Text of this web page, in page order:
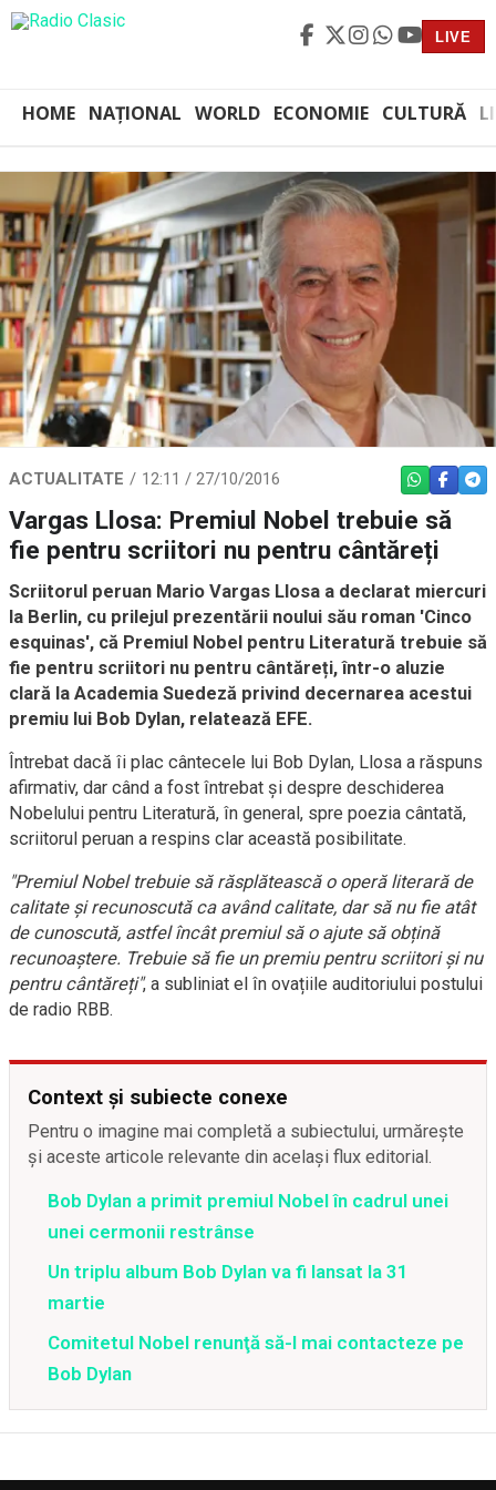
LIVE
HOME NAȚIONAL WORLD ECONOMIE CULTURĂ
ACTUALITATE 12:11 / 27/10/2016 WHATSAPP
Vargas Llosa: Premiul Nobel trebuie să
fie pentru scriitori nu pentru cântăreți
Scriitorul peruan Mario Vargas Llosa a declarat miercuri
la Berlin, cu prilejul prezentării noului său roman 'Cinco
esquinas', că Premiul Nobel pentru Literatură trebuie să
fie pentru scriitori nu pentru cântăreți, într-o aluzie
clară la Academia Suedeză privind decernarea acestui
premiu lui Bob Dylan, relatează EFE.
Întrebat dacă îi plac cântecele lui Bob Dylan, Llosa a răspuns
afirmativ, dar când a fost întrebat și despre deschiderea
Nobelului pentru Literatură, în general, spre poezia cântată,
scriitorul peruan a respins clar această posibilitate.
"Premiul Nobel trebuie să răsplătească o operă literară de
calitate și recunoscută ca având calitate, dar să nu fie atât
de cunoscută, astfel încât premiul să o ajute să obțină
recunoaștere. Trebuie să fie un premiu pentru scriitori și nu
pentru cântăreți", a subliniat el în ovațiile auditoriului postului
de radio RBB.
Context și subiecte conexe
Pentru o imagine mai completă a subiectului, urmărește
și aceste articole relevante din același flux editorial.
Bob Dylan a primit premiul Nobel în cadrul unei
unei cermonii restrânse
Un triplu album Bob Dylan va fi lansat la 31
martie
Comitetul Nobel renunţă să-l mai contacteze pe
Bob Dylan